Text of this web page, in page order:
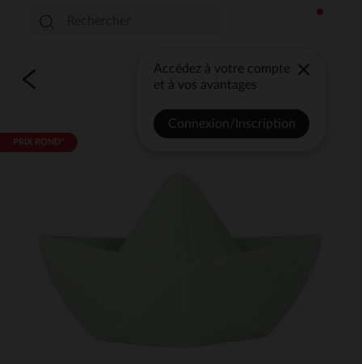
Accédez à votre compte
et à vos avantages
Connexion/Inscription
PRIX ROND*